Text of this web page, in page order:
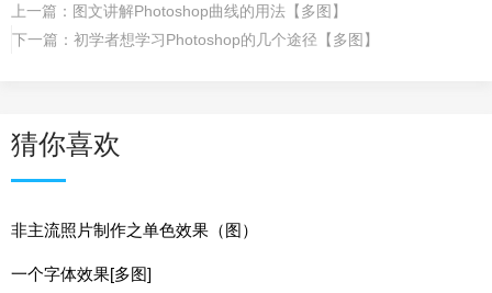
上一篇： 图文讲解Photoshop曲线的用法【多图】
下一篇： 初学者想学习Photoshop的几个途径【多图】
猜你喜欢
非主流照片制作之单色效果（图）
一个字体效果[多图]